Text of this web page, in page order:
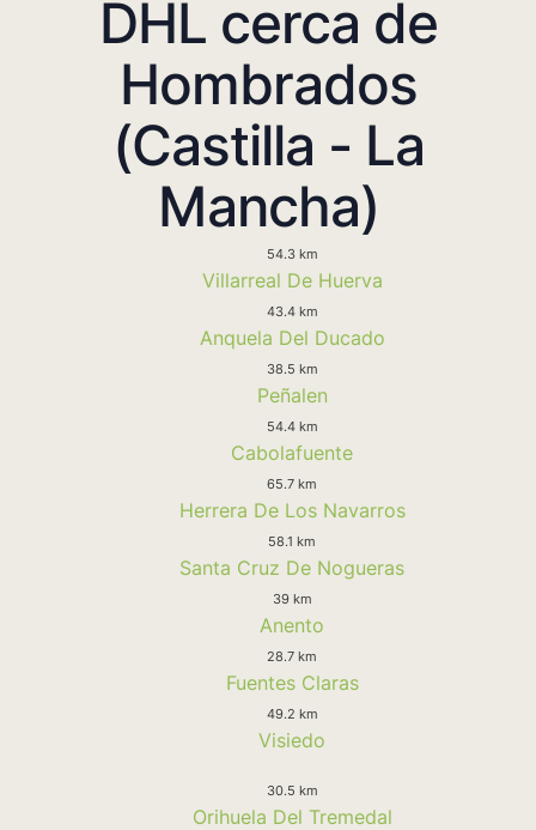
DHL cerca de
Hombrados
(Castilla - La
Mancha)
54.3 km
Villarreal De Huerva
43.4 km
Anquela Del Ducado
38.5 km
Peñalen
54.4 km
Cabolafuente
65.7 km
Herrera De Los Navarros
58.1 km
Santa Cruz De Nogueras
39 km
Anento
28.7 km
Fuentes Claras
49.2 km
Visiedo
30.5 km
Orihuela Del Tremedal